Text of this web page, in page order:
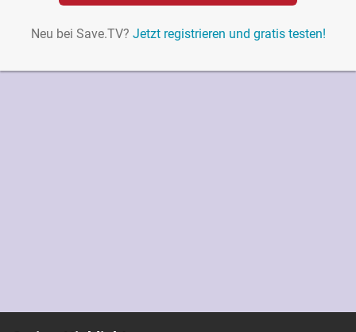
Neu bei Save.TV? Jetzt registrieren und gratis testen!